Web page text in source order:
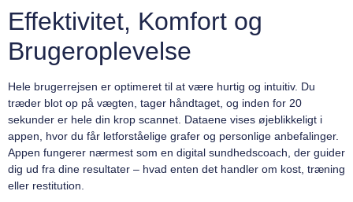
Effektivitet, Komfort og
Brugeroplevelse
Hele brugerrejsen er optimeret til at være hurtig og intuitiv. Du
træder blot op på vægten, tager håndtaget, og inden for 20
sekunder er hele din krop scannet. Dataene vises øjeblikkeligt i
appen, hvor du får letforståelige grafer og personlige anbefalinger.
Appen fungerer nærmest som en digital sundhedscoach, der guider
dig ud fra dine resultater – hvad enten det handler om kost, træning
eller restitution.